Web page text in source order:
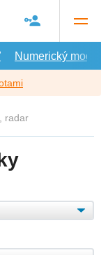
Numerický model
radar